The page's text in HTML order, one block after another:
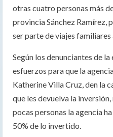
otras cuatro personas más
provincia Sánchez Ramírez,
ser parte de viajes familiares
Según los denunciantes de
esfuerzos para que la
Katherine Villa Cruz, den la
que les devuelva la
pocas personas la agencia
50% de lo invertido.